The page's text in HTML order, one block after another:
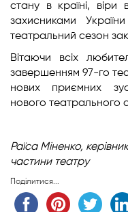
стану в країні, віри
захисниками
театральний сезон
Вітаючи всіх
завершенням 97-го
нових приємних
нового театрального
Раїса Міненко,
частини театру
Поділитися...